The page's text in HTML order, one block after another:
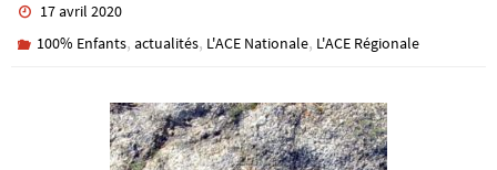
17 avril 2020
100% Enfants,actualités, L'ACE Nationale, L'ACE Régionale